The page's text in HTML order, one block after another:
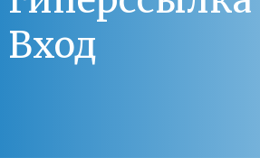
Вход